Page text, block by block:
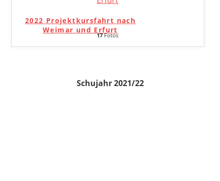
2022 Projektkursfahrt nach
Weimar und Erfurt
17Fotos
Schujahr 2021/22